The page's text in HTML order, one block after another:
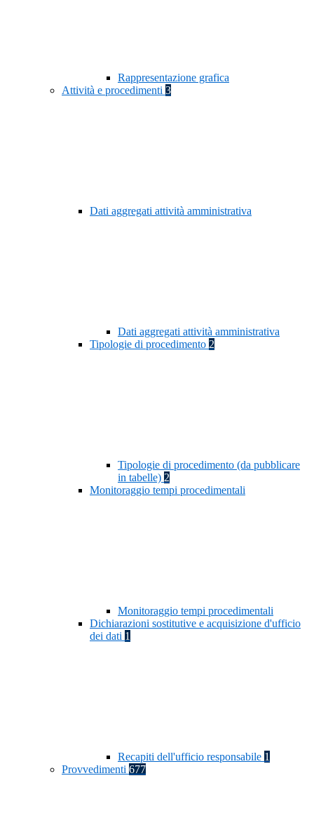
Rappresentazione grafica
Attività e procedimenti 3
Dati aggregati attività amministrativa
Dati aggregati attività amministrativa
Tipologie di procedimento 2
Tipologie di procedimento (da pubblicare
in tabelle) 2
Monitoraggio tempi procedimentali
Monitoraggio tempi procedimentali
Dichiarazioni sostitutive e acquisizione d'ufficio
dei dati 1
Recapiti dell'ufficio responsabile 1
Provvedimenti 677